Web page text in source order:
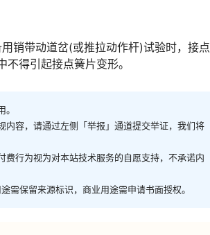
销带动道岔(或推拉动作杆)试验时，接点
得引起接点簧片变形。󠅅󠅃󠄵󠅂󠄪󠇖󠆨󠆨󠇕󠆞󠆒󠅬󠇘󠆭󠆘󠇙󠆝󠅵󠇗󠆭󠆁󠄐󠇗󠅹󠅸󠇖󠆍󠅳󠇖󠅹󠅰󠇖󠆌󠅹
容，请通过左侧「举报」通道提交举证，我们将
行为视为对本站技术服务的自愿支持，不承诺内
需保留来源标识，商业用途需申请书面授权。